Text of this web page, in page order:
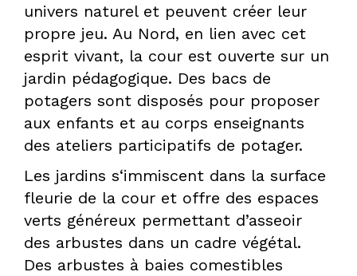
univers naturel et peuvent créer leur
propre jeu. Au Nord, en lien avec cet
esprit vivant, la cour est ouverte sur un
jardin pédagogique. Des bacs de
potagers sont disposés pour proposer
aux enfants et au corps enseignants
des ateliers participatifs de potager.
Les jardins s‘immiscent dans la surface
fleurie de la cour et offre des espaces
verts généreux permettant d’asseoir
des arbustes dans un cadre végétal.
Des arbustes à baies comestibles